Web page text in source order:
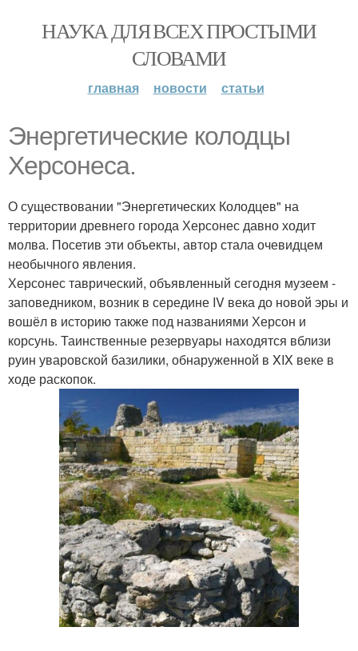
НАУКА ДЛЯ ВСЕХ ПРОСТЫМИ
СЛОВАМИ
главная новости статьи
Энергетические колодцы
Херсонеса.
О существовании "Энергетических Колодцев" на
территории древнего города Херсонес давно ходит
молва. Посетив эти объекты, автор стала очевидцем
необычного явления.
Херсонес таврический, объявленный сегодня музеем -
заповедником, возник в середине IV века до новой эры и
вошёл в историю также под названиями Херсон и
корсунь. Таинственные резервуары находятся вблизи
руин уваровской базилики, обнаруженной в XIX веке в
ходе раскопок.